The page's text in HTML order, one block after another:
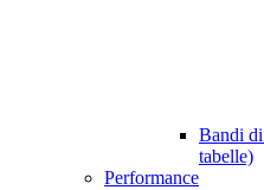
Bandi
tabelle)
Performance